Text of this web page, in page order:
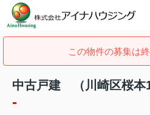
この物件の募集は終
中古戸建 （川崎区桜本1
-